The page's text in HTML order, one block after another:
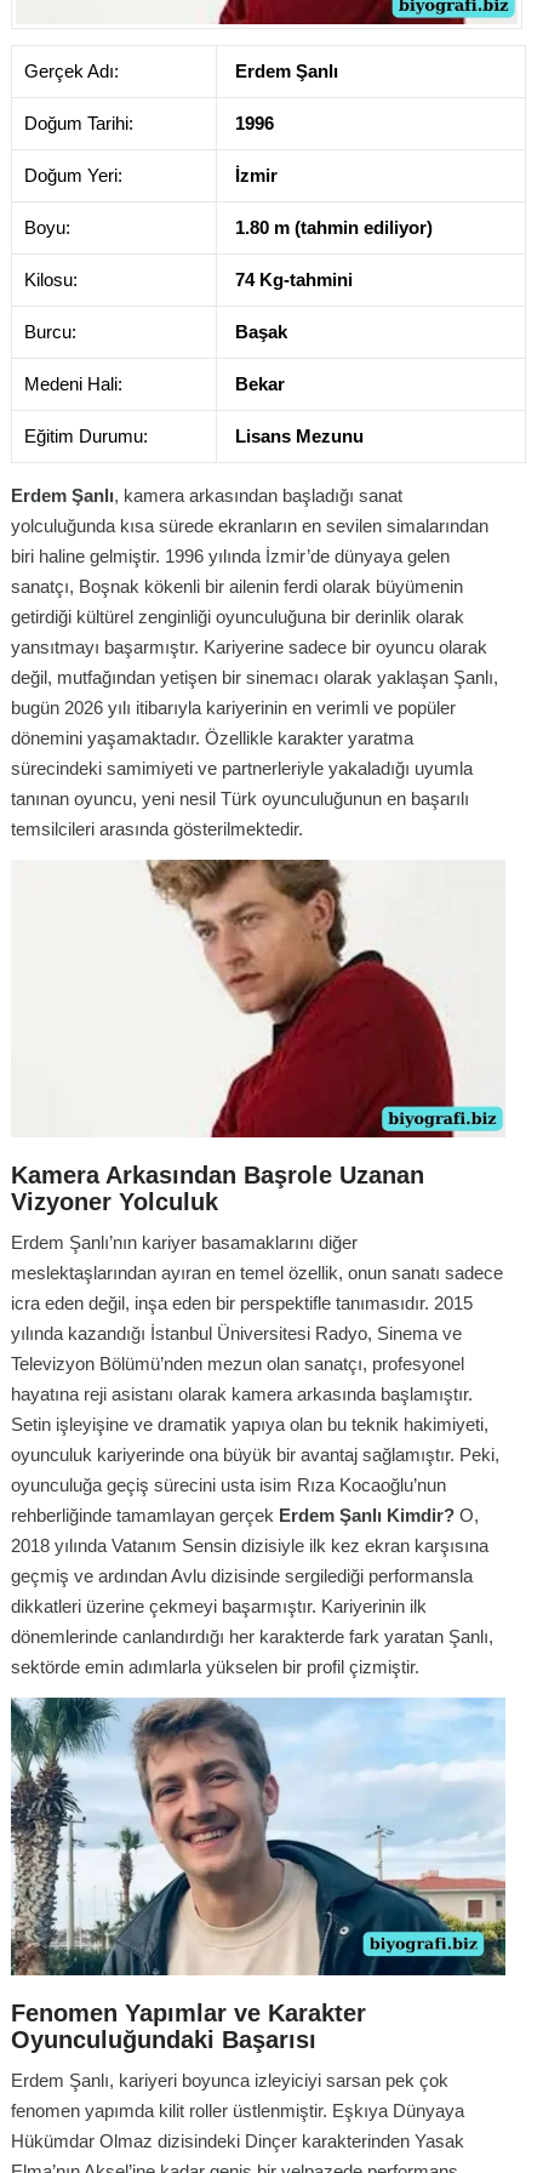
Gerçek Adı: Erdem Şanlı
Doğum Tarihi: 1996
Doğum Yeri: İzmir
Boyu: 1.80 m (tahmin ediliyor)
Kilosu: 74 Kg-tahmini
Burcu: Başak
Medeni Hali: Bekar
Eğitim Durumu: Lisans Mezunu
Erdem Şanlı, kamera arkasından başladığı sanat
yolculuğunda kısa sürede ekranların en sevilen simalarından
biri haline gelmiştir. 1996 yılında İzmir’de dünyaya gelen
sanatçı, Boşnak kökenli bir ailenin ferdi olarak büyümenin
getirdiği kültürel zenginliği oyunculuğuna bir derinlik olarak
yansıtmayı başarmıştır. Kariyerine sadece bir oyuncu olarak
değil, mutfağından yetişen bir sinemacı olarak yaklaşan Şanlı,
bugün 2026 yılı itibarıyla kariyerinin en verimli ve popüler
dönemini yaşamaktadır. Özellikle karakter yaratma
sürecindeki samimiyeti ve partnerleriyle yakaladığı uyumla
tanınan oyuncu, yeni nesil Türk oyunculuğunun en başarılı
temsilcileri arasında gösterilmektedir.
Kamera Arkasından Başrole Uzanan
Vizyoner Yolculuk
Erdem Şanlı’nın kariyer basamaklarını diğer
meslektaşlarından ayıran en temel özellik, onun sanatı sadece
icra eden değil, inşa eden bir perspektifle tanımasıdır. 2015
yılında kazandığı İstanbul Üniversitesi Radyo, Sinema ve
Televizyon Bölümü’nden mezun olan sanatçı, profesyonel
hayatına reji asistanı olarak kamera arkasında başlamıştır.
Setin işleyişine ve dramatik yapıya olan bu teknik hakimiyeti,
oyunculuk kariyerinde ona büyük bir avantaj sağlamıştır. Peki,
oyunculuğa geçiş sürecini usta isim Rıza Kocaoğlu’nun
rehberliğinde tamamlayan gerçek Erdem Şanlı Kimdir? O,
2018 yılında Vatanım Sensin dizisiyle ilk kez ekran karşısına
geçmiş ve ardındanAvlu dizisinde sergilediği performansla
dikkatleri üzerine çekmeyi başarmıştır. Kariyerinin ilk
dönemlerinde canlandırdığı her karakterde fark yaratan Şanlı,
sektörde emin adımlarla yükselen bir profil çizmiştir.
Fenomen Yapımlar ve Karakter
Oyunculuğundaki Başarısı
Erdem Şanlı, kariyeri boyunca izleyiciyi sarsan pek çok
fenomen yapımda kilit roller üstlenmiştir. Eşkıya Dünyaya
Hükümdar Olmaz dizisindeki Dinçer karakterinden Yasak